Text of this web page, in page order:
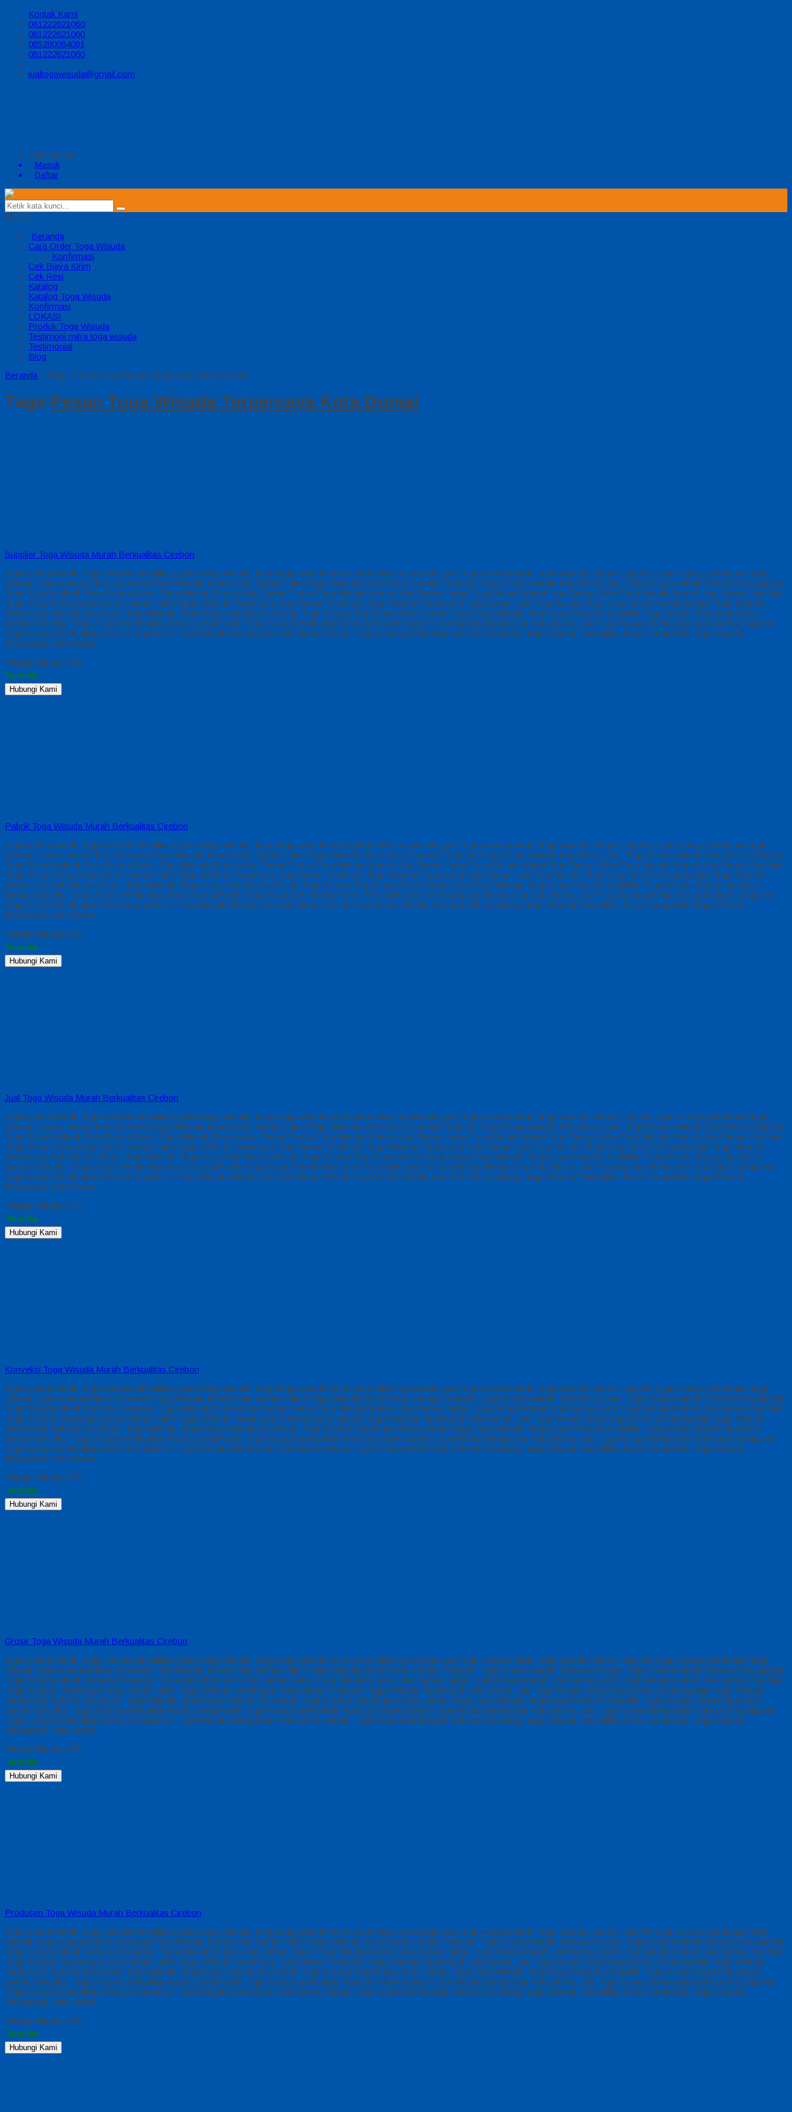
Kontak Kami
081222821060
081222821060
085280084081
081222821060
jualtogawisuda@gmail.com
Halo, Guest!
Masuk
Daftar
MENU
Beranda
Cara Order Toga Wisuda
Konfirmasi
Cek Biaya Kirim
Cek Resi
Katalog
Katalog Toga Wisuda
Konfirmasi
LOKASI
Produk Toga Wisuda
Testimoni mitra toga wisuda
Testimonial
Blog
Beranda » Tags "Pesan Toga Wisuda Terpercaya Kota Dumai"
Tags Pesan Toga Wisuda Terpercaya Kota Dumai
Supplier Toga Wisuda Murah Berkualitas Cirebon
toga wisuda murah, toga wisuda berkualitas, pesan toga wisuda, harga toga wisuda murah, konveksi toga wisuda, jual toga wisuda murah, toga wisuda custom, supplier toga wisuda, pembuatan toga
wisuda, toga wisuda terbaik, Konveksi Toga Wisuda Murah Kota Dumai,Pabrik Toga Wisuda Murah Kota Dumai,Produsen Toga Wisuda Murah Kota Dumai,Jual Toga Wisuda Murah Kota Dumai,Supplier
Toga Wisuda Murah Kota Dumai,Grosir Toga Wisuda Murah Kota Dumai,Pesan Toga Wisuda Murah Kota Dumai,Harga Toga Wisuda Murah Kota Dumai,Bikin Toga Wisuda Murah Kota Dumai,Konveksi
Toga Wisuda Terpercaya Kota Dumai,Pabrik Toga Wisuda Terpercaya Kota Dumai,Produsen Toga Wisuda Terpercaya Kota Dumai,Jual Toga Wisuda Terpercaya Kota Dumai,Supplier Toga Wisuda
Terpercaya Kota Dumai,Grosir Toga Wisuda Terpercaya Kota Dumai,Pesan Toga Wisuda Terpercaya Kota Dumai,Harga Toga Wisuda Terpercaya Kota Dumai,Bikin Toga Wisuda Terpercaya Kota
Dumai,Konveksi Toga Wisuda Berkualitas Kota Dumai,Pabrik Toga Wisuda Berkualitas Kota Dumai,Produsen Toga Wisuda Berkualitas Kota Dumai,Jual Toga Wisuda Berkualitas Kota Dumai,Supplier
Toga Wisuda Berkualitas Kota Dumai,Grosir Toga Wisuda Berkualitas Kota Dumai,Pesan Toga Wisuda Berkualitas Kota Dumai,Harga Toga Wisuda Berkualitas Kota Dumai,Bikin Toga Wisuda
Berkualitas Kota Dumai
*Harga Hubungi CS
Tersedia
Hubungi Kami
Pabrik Toga Wisuda Murah Berkualitas Cirebon
toga wisuda murah, toga wisuda berkualitas, pesan toga wisuda, harga toga wisuda murah, konveksi toga wisuda, jual toga wisuda murah, toga wisuda custom, supplier toga wisuda, pembuatan toga
wisuda, toga wisuda terbaik, Konveksi Toga Wisuda Murah Kota Dumai,Pabrik Toga Wisuda Murah Kota Dumai,Produsen Toga Wisuda Murah Kota Dumai,Jual Toga Wisuda Murah Kota Dumai,Supplier
Toga Wisuda Murah Kota Dumai,Grosir Toga Wisuda Murah Kota Dumai,Pesan Toga Wisuda Murah Kota Dumai,Harga Toga Wisuda Murah Kota Dumai,Bikin Toga Wisuda Murah Kota Dumai,Konveksi
Toga Wisuda Terpercaya Kota Dumai,Pabrik Toga Wisuda Terpercaya Kota Dumai,Produsen Toga Wisuda Terpercaya Kota Dumai,Jual Toga Wisuda Terpercaya Kota Dumai,Supplier Toga Wisuda
Terpercaya Kota Dumai,Grosir Toga Wisuda Terpercaya Kota Dumai,Pesan Toga Wisuda Terpercaya Kota Dumai,Harga Toga Wisuda Terpercaya Kota Dumai,Bikin Toga Wisuda Terpercaya Kota
Dumai,Konveksi Toga Wisuda Berkualitas Kota Dumai,Pabrik Toga Wisuda Berkualitas Kota Dumai,Produsen Toga Wisuda Berkualitas Kota Dumai,Jual Toga Wisuda Berkualitas Kota Dumai,Supplier
Toga Wisuda Berkualitas Kota Dumai,Grosir Toga Wisuda Berkualitas Kota Dumai,Pesan Toga Wisuda Berkualitas Kota Dumai,Harga Toga Wisuda Berkualitas Kota Dumai,Bikin Toga Wisuda
Berkualitas Kota Dumai
*Harga Hubungi CS
Tersedia
Hubungi Kami
Jual Toga Wisuda Murah Berkualitas Cirebon
toga wisuda murah, toga wisuda berkualitas, pesan toga wisuda, harga toga wisuda murah, konveksi toga wisuda, jual toga wisuda murah, toga wisuda custom, supplier toga wisuda, pembuatan toga
wisuda, toga wisuda terbaik, Konveksi Toga Wisuda Murah Kota Dumai,Pabrik Toga Wisuda Murah Kota Dumai,Produsen Toga Wisuda Murah Kota Dumai,Jual Toga Wisuda Murah Kota Dumai,Supplier
Toga Wisuda Murah Kota Dumai,Grosir Toga Wisuda Murah Kota Dumai,Pesan Toga Wisuda Murah Kota Dumai,Harga Toga Wisuda Murah Kota Dumai,Bikin Toga Wisuda Murah Kota Dumai,Konveksi
Toga Wisuda Terpercaya Kota Dumai,Pabrik Toga Wisuda Terpercaya Kota Dumai,Produsen Toga Wisuda Terpercaya Kota Dumai,Jual Toga Wisuda Terpercaya Kota Dumai,Supplier Toga Wisuda
Terpercaya Kota Dumai,Grosir Toga Wisuda Terpercaya Kota Dumai,Pesan Toga Wisuda Terpercaya Kota Dumai,Harga Toga Wisuda Terpercaya Kota Dumai,Bikin Toga Wisuda Terpercaya Kota
Dumai,Konveksi Toga Wisuda Berkualitas Kota Dumai,Pabrik Toga Wisuda Berkualitas Kota Dumai,Produsen Toga Wisuda Berkualitas Kota Dumai,Jual Toga Wisuda Berkualitas Kota Dumai,Supplier
Toga Wisuda Berkualitas Kota Dumai,Grosir Toga Wisuda Berkualitas Kota Dumai,Pesan Toga Wisuda Berkualitas Kota Dumai,Harga Toga Wisuda Berkualitas Kota Dumai,Bikin Toga Wisuda
Berkualitas Kota Dumai
*Harga Hubungi CS
Tersedia
Hubungi Kami
Konveksi Toga Wisuda Murah Berkualitas Cirebon
toga wisuda murah, toga wisuda berkualitas, pesan toga wisuda, harga toga wisuda murah, konveksi toga wisuda, jual toga wisuda murah, toga wisuda custom, supplier toga wisuda, pembuatan toga
wisuda, toga wisuda terbaik, Konveksi Toga Wisuda Murah Kota Dumai,Pabrik Toga Wisuda Murah Kota Dumai,Produsen Toga Wisuda Murah Kota Dumai,Jual Toga Wisuda Murah Kota Dumai,Supplier
Toga Wisuda Murah Kota Dumai,Grosir Toga Wisuda Murah Kota Dumai,Pesan Toga Wisuda Murah Kota Dumai,Harga Toga Wisuda Murah Kota Dumai,Bikin Toga Wisuda Murah Kota Dumai,Konveksi
Toga Wisuda Terpercaya Kota Dumai,Pabrik Toga Wisuda Terpercaya Kota Dumai,Produsen Toga Wisuda Terpercaya Kota Dumai,Jual Toga Wisuda Terpercaya Kota Dumai,Supplier Toga Wisuda
Terpercaya Kota Dumai,Grosir Toga Wisuda Terpercaya Kota Dumai,Pesan Toga Wisuda Terpercaya Kota Dumai,Harga Toga Wisuda Terpercaya Kota Dumai,Bikin Toga Wisuda Terpercaya Kota
Dumai,Konveksi Toga Wisuda Berkualitas Kota Dumai,Pabrik Toga Wisuda Berkualitas Kota Dumai,Produsen Toga Wisuda Berkualitas Kota Dumai,Jual Toga Wisuda Berkualitas Kota Dumai,Supplier
Toga Wisuda Berkualitas Kota Dumai,Grosir Toga Wisuda Berkualitas Kota Dumai,Pesan Toga Wisuda Berkualitas Kota Dumai,Harga Toga Wisuda Berkualitas Kota Dumai,Bikin Toga Wisuda
Berkualitas Kota Dumai
*Harga Hubungi CS
Tersedia
Hubungi Kami
Grosir Toga Wisuda Murah Berkualitas Cirebon
toga wisuda murah, toga wisuda berkualitas, pesan toga wisuda, harga toga wisuda murah, konveksi toga wisuda, jual toga wisuda murah, toga wisuda custom, supplier toga wisuda, pembuatan toga
wisuda, toga wisuda terbaik, Konveksi Toga Wisuda Murah Kota Dumai,Pabrik Toga Wisuda Murah Kota Dumai,Produsen Toga Wisuda Murah Kota Dumai,Jual Toga Wisuda Murah Kota Dumai,Supplier
Toga Wisuda Murah Kota Dumai,Grosir Toga Wisuda Murah Kota Dumai,Pesan Toga Wisuda Murah Kota Dumai,Harga Toga Wisuda Murah Kota Dumai,Bikin Toga Wisuda Murah Kota Dumai,Konveksi
Toga Wisuda Terpercaya Kota Dumai,Pabrik Toga Wisuda Terpercaya Kota Dumai,Produsen Toga Wisuda Terpercaya Kota Dumai,Jual Toga Wisuda Terpercaya Kota Dumai,Supplier Toga Wisuda
Terpercaya Kota Dumai,Grosir Toga Wisuda Terpercaya Kota Dumai,Pesan Toga Wisuda Terpercaya Kota Dumai,Harga Toga Wisuda Terpercaya Kota Dumai,Bikin Toga Wisuda Terpercaya Kota
Dumai,Konveksi Toga Wisuda Berkualitas Kota Dumai,Pabrik Toga Wisuda Berkualitas Kota Dumai,Produsen Toga Wisuda Berkualitas Kota Dumai,Jual Toga Wisuda Berkualitas Kota Dumai,Supplier
Toga Wisuda Berkualitas Kota Dumai,Grosir Toga Wisuda Berkualitas Kota Dumai,Pesan Toga Wisuda Berkualitas Kota Dumai,Harga Toga Wisuda Berkualitas Kota Dumai,Bikin Toga Wisuda
Berkualitas Kota Dumai
*Harga Hubungi CS
Tersedia
Hubungi Kami
Produsen Toga Wisuda Murah Berkualitas Cirebon
toga wisuda murah, toga wisuda berkualitas, pesan toga wisuda, harga toga wisuda murah, konveksi toga wisuda, jual toga wisuda murah, toga wisuda custom, supplier toga wisuda, pembuatan toga
wisuda, toga wisuda terbaik, Konveksi Toga Wisuda Murah Kota Dumai,Pabrik Toga Wisuda Murah Kota Dumai,Produsen Toga Wisuda Murah Kota Dumai,Jual Toga Wisuda Murah Kota Dumai,Supplier
Toga Wisuda Murah Kota Dumai,Grosir Toga Wisuda Murah Kota Dumai,Pesan Toga Wisuda Murah Kota Dumai,Harga Toga Wisuda Murah Kota Dumai,Bikin Toga Wisuda Murah Kota Dumai,Konveksi
Toga Wisuda Terpercaya Kota Dumai,Pabrik Toga Wisuda Terpercaya Kota Dumai,Produsen Toga Wisuda Terpercaya Kota Dumai,Jual Toga Wisuda Terpercaya Kota Dumai,Supplier Toga Wisuda
Terpercaya Kota Dumai,Grosir Toga Wisuda Terpercaya Kota Dumai,Pesan Toga Wisuda Terpercaya Kota Dumai,Harga Toga Wisuda Terpercaya Kota Dumai,Bikin Toga Wisuda Terpercaya Kota
Dumai,Konveksi Toga Wisuda Berkualitas Kota Dumai,Pabrik Toga Wisuda Berkualitas Kota Dumai,Produsen Toga Wisuda Berkualitas Kota Dumai,Jual Toga Wisuda Berkualitas Kota Dumai,Supplier
Toga Wisuda Berkualitas Kota Dumai,Grosir Toga Wisuda Berkualitas Kota Dumai,Pesan Toga Wisuda Berkualitas Kota Dumai,Harga Toga Wisuda Berkualitas Kota Dumai,Bikin Toga Wisuda
Berkualitas Kota Dumai
*Harga Hubungi CS
Tersedia
Hubungi Kami